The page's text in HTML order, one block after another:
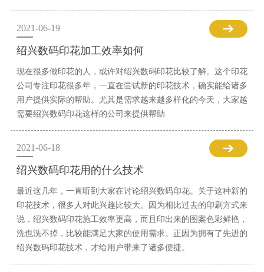
2021-06-19
绍兴数码印花加工效率如何
现在很多做印花的人，或许对绍兴数码印花比较了解。这个印花
公司专注印花很多年，一直在尝试新的印花技术，确实能给诸多
用户提供实际的帮助。尤其是需求越来越多样化的今天，大家越
需要绍兴数码印花这样的公司来提供帮助
2021-06-18
绍兴数码印花用的什么技术
最近这几年，一直听到大家在讨论绍兴数码印花。关于这种新的
印花技术，很多人对此兴趣比较大。因为相比过去的印刷方式来
说，绍兴数码印花施工效率更高，而且印出来的图案色彩鲜艳，
洗也洗不掉，比较能满足大家的使用需求。正因为拥有了先进的
绍兴数码印花技术，才给用户带来了诸多便捷。